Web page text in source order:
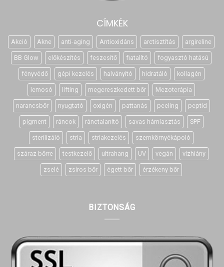
CÍMKÉK
Akció Akne anti-aging Antioxidáns arctisztítás argireline
BB Glow előkészítés feszesítő fiatalító fogyasztó hatású
fényvédő gépi kezelés halványító hidratáló kollagén
lemosó lifting megereszkedett bőr Mezoterápia
narancsbőr nyugtató oxigén pattanás peeling peptid
pigment ráncok ránctalanító savas hámlasztás SPF
sterilizáló stria striakezelés szemkörnyékápoló
száraz bőrre testkezelő ultrahang UV vegán vízhiány
zselé zsíros bőr égett bőr érzékeny bőr
BIZTONSÁG